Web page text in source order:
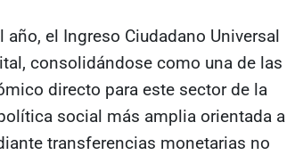
el Ingreso Ciudadano Universal
consolidándose como una de las
directo para este sector de la
social más amplia orientada a
transferencias monetarias no